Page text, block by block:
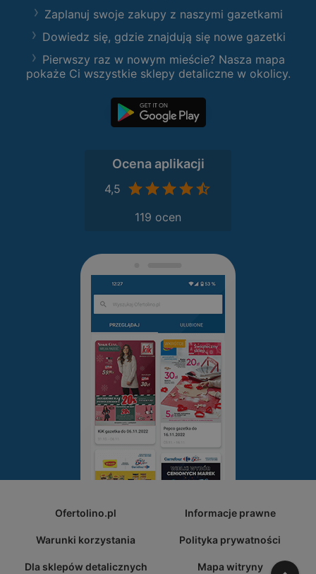
Zaplanuj swoje zakupy z naszymi gazetkami
Dowiedz się, gdzie znajdują się nowe gazetki
Pierwszy raz w nowym mieście? Nasza mapa
pokaże Ci wszystkie sklepy detaliczne w okolicy.
Ocena aplikacji
4,5
119 ocen
Ofertolino.pl Informacje prawne
Warunki korzystania Polityka prywatności
Dla sklepów detalicznych Mapa witryny